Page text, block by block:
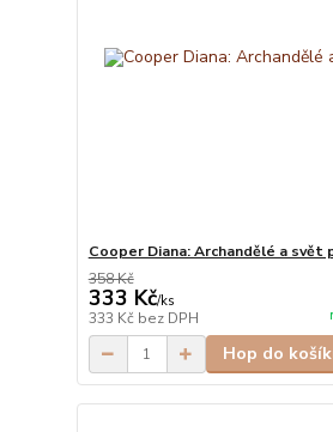
Cooper Diana: Archandělé a svět
358 Kč
333 Kč/ks
333 Kč bez DPH
Hop do